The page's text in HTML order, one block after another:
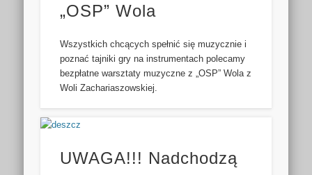
„OSP” Wola
Wszystkich chcących spełnić się muzycznie i
poznać tajniki gry na instrumentach polecamy
bezpłatne warsztaty muzyczne z „OSP” Wola z
Woli Zachariaszowskiej.
UWAGA!!! Nadchodzą